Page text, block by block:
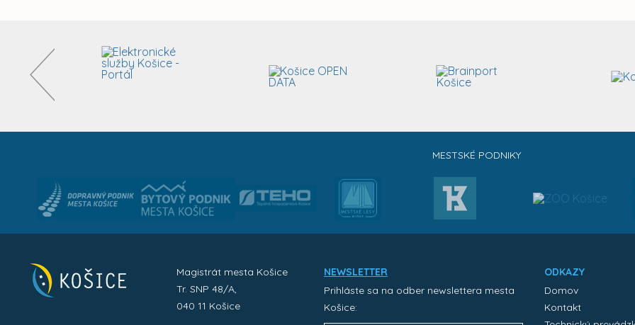
MESTSKÉ PODNIKY
Magistrát mesta Košice
Tr. SNP 48/A,
040 11 Košice
NEWSLETTER
Prihláste sa na odber newslettera mesta
Košice:
ODKAZY
Domov
Kontakt